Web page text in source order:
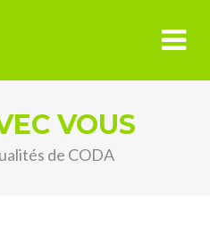
VOUS
de CODA